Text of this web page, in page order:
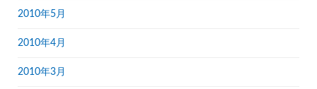
2010年5月
2010年4月
2010年3月